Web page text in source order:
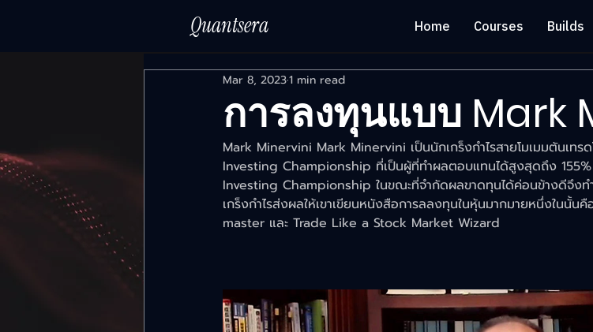
Home Courses Builds
Quantsera
การลงทุนแบบ Mark
Mar 8, 20231 min read
Mark Minervini Mark Minervini เป็นนักเกร็งกำไรสายโมเมมตันเทร
Investing Championship ที่เป็นผู้ที่ทำผลตอบแทนได้สูงสุดถึง 155%
Investing Championship ในขณะที่จำกัดผลขาดทุนได้ค่อนข้างดีจึงท
เกร็งกำไรส่งผลให้เขาเขียนหนังสือการลลงทุนในหุ้นมากมายหนึ่งในนั้
master และ Trade Like a Stock Market Wizard